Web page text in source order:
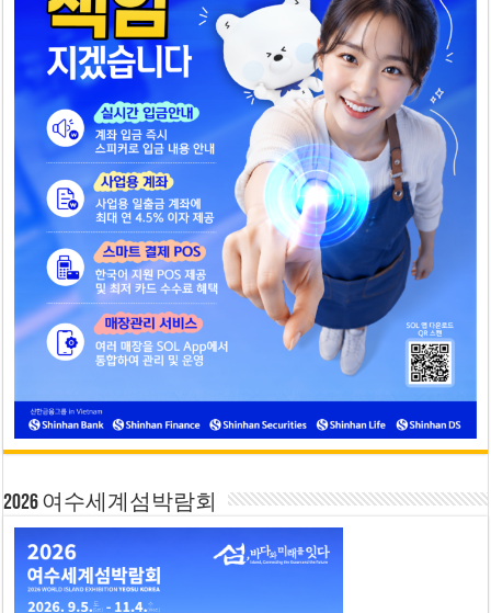
2026 여수세계섬박람회